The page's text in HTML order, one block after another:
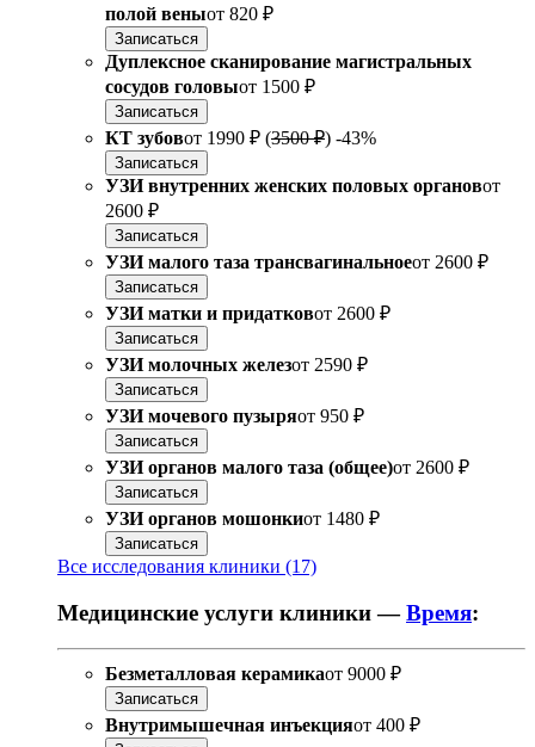
полой веныот 820 ₽
Записаться
Дуплексное сканирование магистральных
сосудов головыот 1500 ₽
Записаться
КТ зубовот 1990 ₽ (3500 ₽) -43%
Записаться
УЗИ внутренних женских половых органовот
2600 ₽
Записаться
УЗИ малого таза трансвагинальноеот 2600 ₽
Записаться
УЗИ матки и придатковот 2600 ₽
Записаться
УЗИ молочных железот 2590 ₽
Записаться
УЗИ мочевого пузыряот 950 ₽
Записаться
УЗИ органов малого таза (общее)от 2600 ₽
Записаться
УЗИ органов мошонкиот 1480 ₽
Записаться
Все исследования клиники (17)
Медицинские услуги клиники —Время:
Безметалловая керамикаот 9000 ₽
Записаться
Внутримышечная инъекцияот 400 ₽